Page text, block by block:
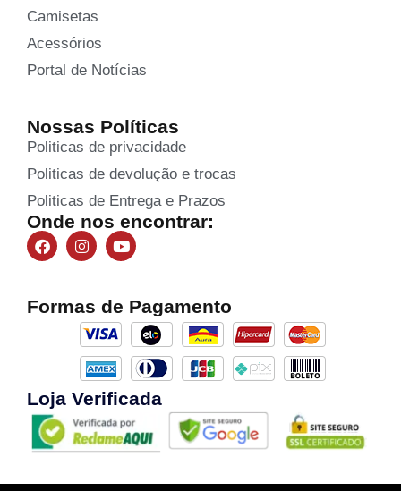
Camisetas
Acessórios
Portal de Notícias
Nossas Políticas
Politicas de privacidade
Politicas de devolução e trocas
Politicas de Entrega e Prazos
Onde nos encontrar:
Formas de Pagamento
Loja Verificada